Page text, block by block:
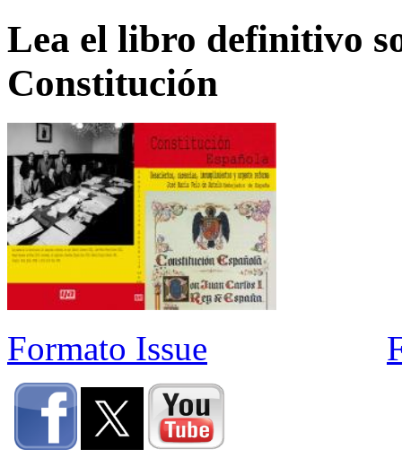
Lea el libro definitivo
Constitución
Formato Issue